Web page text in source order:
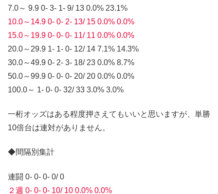
7.0～ 9.9 0- 3- 1- 9/ 13 0.0% 23.1%
10.0～14.9 0- 0- 2- 13/ 15 0.0% 0.0%
15.0～19.9 0- 0- 0- 11/ 11 0.0% 0.0%
20.0～29.9 1- 1- 0- 12/ 14 7.1% 14.3%
30.0～49.9 0- 2- 3- 18/ 23 0.0% 8.7%
50.0～99.9 0- 0- 0- 20/ 20 0.0% 0.0%
100.0～ 1- 0- 0- 32/ 33 3.0% 3.0%
一桁オッズはある程度押さえてもいいと思いますが、単勝
10倍台は連対がありません。
◆間隔別集計
連闘 0- 0- 0- 0/ 0
２週 0- 0- 0- 10/ 10 0.0% 0.0%